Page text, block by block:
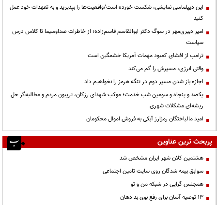
این دیپلماسی نمایشی، شکست خورده است/واقعیت‌ها را بپذیرید و به تعهدات خود عمل
کنید
امیر دبیری‌مهر در سوگ دکتر ابوالقاسم قاسم‌زاده؛ از خاطرات صداوسیما تا کلاس درس
سیاست
ترامپ از افشای کمبود مهمات آمریکا خشمگین است
وقتی انرژی، مسیرش را گم می‌کند
اجازه باز شدن مسیر دوم در تنگه هرمز را نخواهیم داد
یکصد و پنجاه و سومین شب خدمت؛ موکب شهدای رزکان، تریبون مردم و مطالبه‌گر حل
ریشه‌ای مشکلات شهری
امید مالباختگان رمزارز آبکی به فروش اموال محکومان
پربحث ترین عناوین
هشتمین کلان شهر ایران مشخص شد
سوابق بیمه شدگان روی سایت تامین اجتماعی
همجنس گرایی در شبکه من و تو
13 توصیه آسان برای رفع بوی بد دهان